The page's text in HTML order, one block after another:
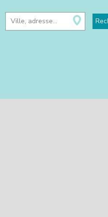
Ville, adresse...